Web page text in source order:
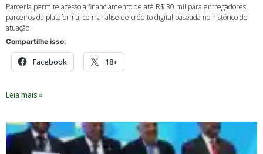
Parceria permite acesso a financiamento de até R$ 30 mil para entregadores
parceiros da plataforma, com análise de crédito digital baseada no histórico de
atuação
Compartilhe isso:
Facebook 18+
Leia mais »